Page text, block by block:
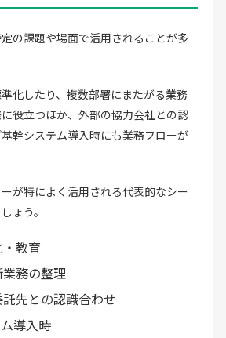
の課題や場面で活用されることが多
化したり、複数部署にまたがる業務
役立つほか、外部の協力会社との認
幹システム導入時にも業務フローが
が特によく活用される代表的なシー
ょう。
教育
務の整理
先との認識合わせ
導入時